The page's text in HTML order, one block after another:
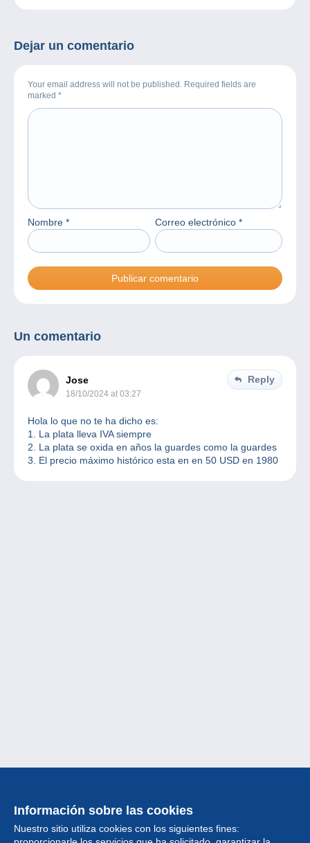
Dejar un comentario
Your email address will not be published. Required fields are
marked *
Nombre * Correo electrónico *
Un comentario
Jose
18/10/2024 at 03:27
Reply
Hola lo que no te ha dicho es:
1. La plata lleva IVA siempre
2. La plata se oxida en años la guardes como la guardes
3. El precio máximo histórico esta en en 50 USD en 1980
Información sobre las cookies
Nuestro sitio utiliza cookies con los siguientes fines: